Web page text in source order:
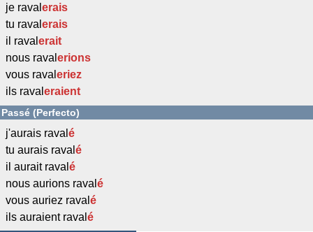
je raval erais
tu raval erais
il raval erait
nous raval erions
vous raval eriez
ils raval eraient
Passé (Perfecto)
j'aurais raval é
tu aurais raval é
il aurait raval é
nous aurions raval é
vous auriez raval é
ils auraient raval é